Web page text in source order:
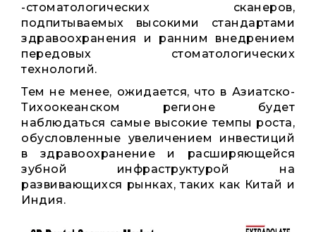
-стоматологических сканеров,
подпитываемых высокими стандартами
здравоохранения и ранним внедрением
передовых стоматологических
технологий.
Тем не менее, ожидается, что в Азиатско-
Тихоокеанском регионе будет
наблюдаться самые высокие темпы роста,
обусловленные увеличением инвестиций
в здравоохранение и расширяющейся
зубной инфраструктурой на
развивающихся рынках, таких как Китай и
Индия.